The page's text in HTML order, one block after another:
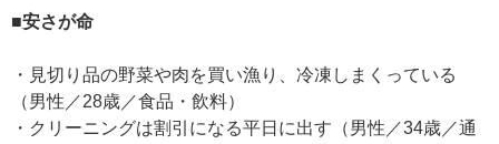
■安さが命
・見切り品の野菜や肉を買い漁り、冷凍しまくっている
（男性／28歳／食品・飲料）
・クリーニングは割引になる平日に出す（男性／34歳／通